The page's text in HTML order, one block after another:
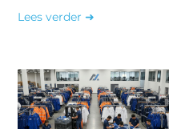
Lees verder ➜